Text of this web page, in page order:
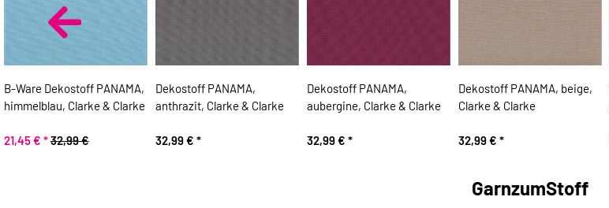
B-Ware Dekostoff PANAMA,
himmelblau, Clarke & Clarke
21,45 € *32,99 €
Dekostoff PANAMA,
anthrazit, Clarke & Clarke
32,99 € *
Dekostoff PANAMA,
aubergine, Clarke & Clarke
32,99 € *
Dekostoff PANAMA, beige,
Clarke & Clarke
32,99 € *
GarnzumStoff